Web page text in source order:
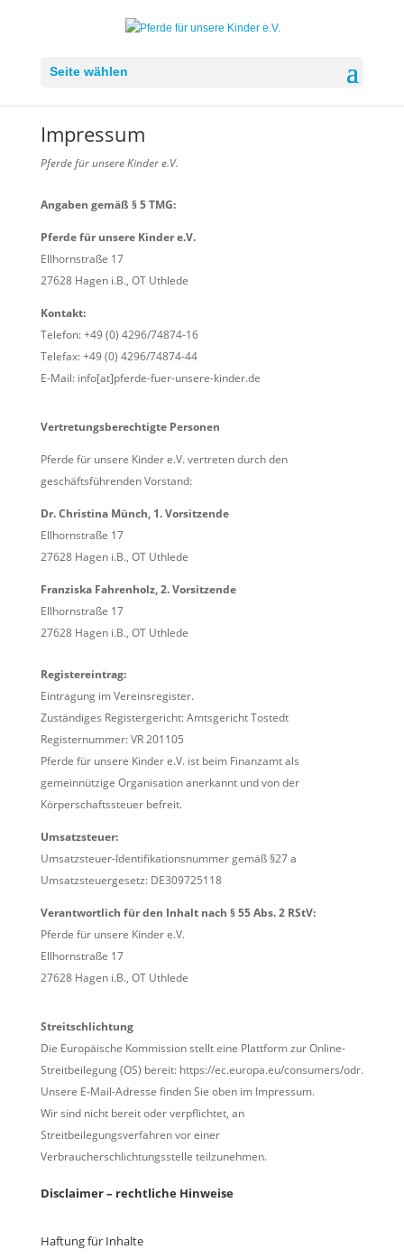
Seite wählen
Impressum
Pferde für unsere Kinder e.V.
Angaben gemäß § 5 TMG:
Pferde für unsere Kinder e.V.
Ellhornstraße 17
27628 Hagen i.B., OT Uthlede
Kontakt:
Telefon: +49 (0) 4296/74874-16
Telefax: +49 (0) 4296/74874-44
E-Mail: info[at]pferde-fuer-unsere-kinder.de
Vertretungsberechtigte Personen
Pferde für unsere Kinder e.V. vertreten durch den
geschäftsführenden Vorstand:
Dr. Christina Münch, 1. Vorsitzende
Ellhornstraße 17
27628 Hagen i.B., OT Uthlede
Franziska Fahrenholz, 2. Vorsitzende
Ellhornstraße 17
27628 Hagen i.B., OT Uthlede
Registereintrag:
Eintragung im Vereinsregister.
Zuständiges Registergericht: Amtsgericht Tostedt
Registernummer: VR 201105
Pferde für unsere Kinder e.V. ist beim Finanzamt als
gemeinnützige Organisation anerkannt und von der
Körperschaftssteuer befreit.
Umsatzsteuer:
Umsatzsteuer-Identifikationsnummer gemäß §27 a
Umsatzsteuergesetz: DE309725118
Verantwortlich für den Inhalt nach § 55 Abs. 2 RStV:
Pferde für unsere Kinder e.V.
Ellhornstraße 17
27628 Hagen i.B., OT Uthlede
Streitschlichtung
Die Europäische Kommission stellt eine Plattform zur Online-
Streitbeilegung (OS) bereit: https://ec.europa.eu/consumers/odr.
Unsere E-Mail-Adresse finden Sie oben im Impressum.
Wir sind nicht bereit oder verpflichtet, an
Streitbeilegungsverfahren vor einer
Verbraucherschlichtungsstelle teilzunehmen.
Disclaimer – rechtliche Hinweise
Haftung für Inhalte